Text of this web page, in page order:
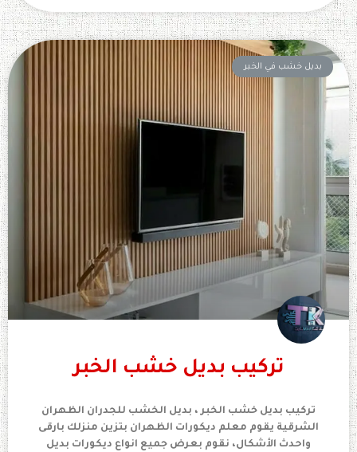
بديل خشب في الخبر
تركيب بديل خشب الخبر
تركيب بديل خشب الخبر ، بديل الخشب للجدران الظهران
الشرقية يقوم معلم ديكورات الظهران بتزين منزلك بارقى
واحدث الأشكال، نقوم بعرض جميع انواع ديكورات بديل